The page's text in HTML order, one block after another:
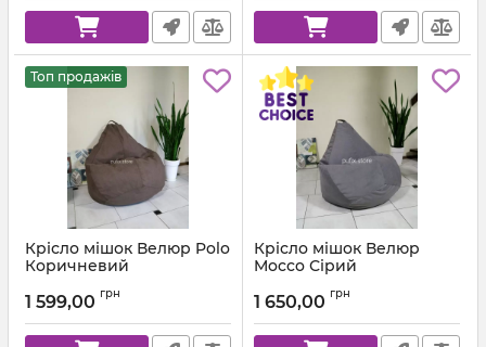
Топ продажів
Крісло мішок Велюр Polo
Коричневий
1 599,00 грн
Крісло мішок Велюр
Mocco Сірий
1 650,00 грн